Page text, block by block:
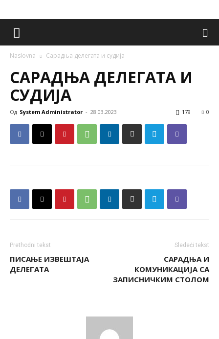
Naslovna Сарадња делегата и судија
САРАДЊА ДЕЛЕГАТА И
СУДИЈА
Од System Administrator - 28.03.2023 0
179
Prethodni tekst
ПИСАЊЕ ИЗВЕШТАЈА
ДЕЛЕГАТА
Sledeći tekst
САРАДЊА И
КОМУНИКАЦИЈА СА
ЗАПИСНИЧКИМ СТОЛОМ